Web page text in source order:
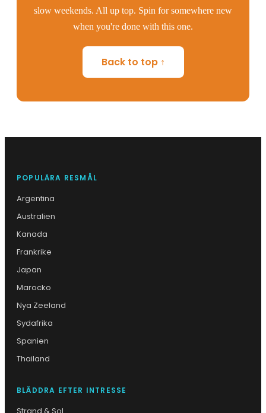
slow weekends. All up top. Spin for somewhere new
when you're done with this one.
Back to top ↑
POPULÄRA RESMÅL
Argentina
Australien
Kanada
Frankrike
Japan
Marocko
Nya Zeeland
Sydafrika
Spanien
Thailand
BLÄDDRA EFTER INTRESSE
Strand & Sol